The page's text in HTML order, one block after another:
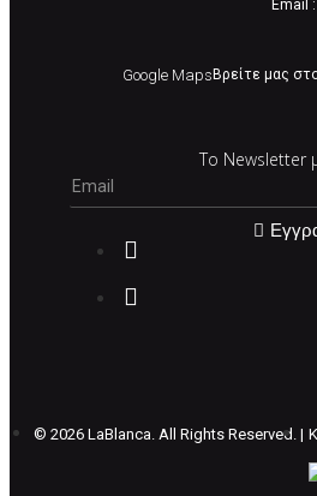
Email :
Google Maps Βρείτε μας
Το Newsletter
© 2026 LaBlanca. All Rights Reserved. |